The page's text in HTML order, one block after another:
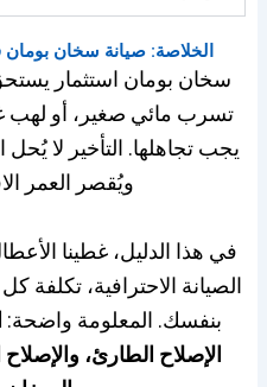
الخلاصة: صيانة سخان
سخان بومان استثمار
تسرب مائي صغير، أو لهب
يجب تجاهلها. التأخير لا
ويُقصر العمر
في هذا الدليل، غطينا
الصيانة الاحترافية، تكلفة
بنفسك. المعلومة واضحة:
الإصلاح الطارئ،